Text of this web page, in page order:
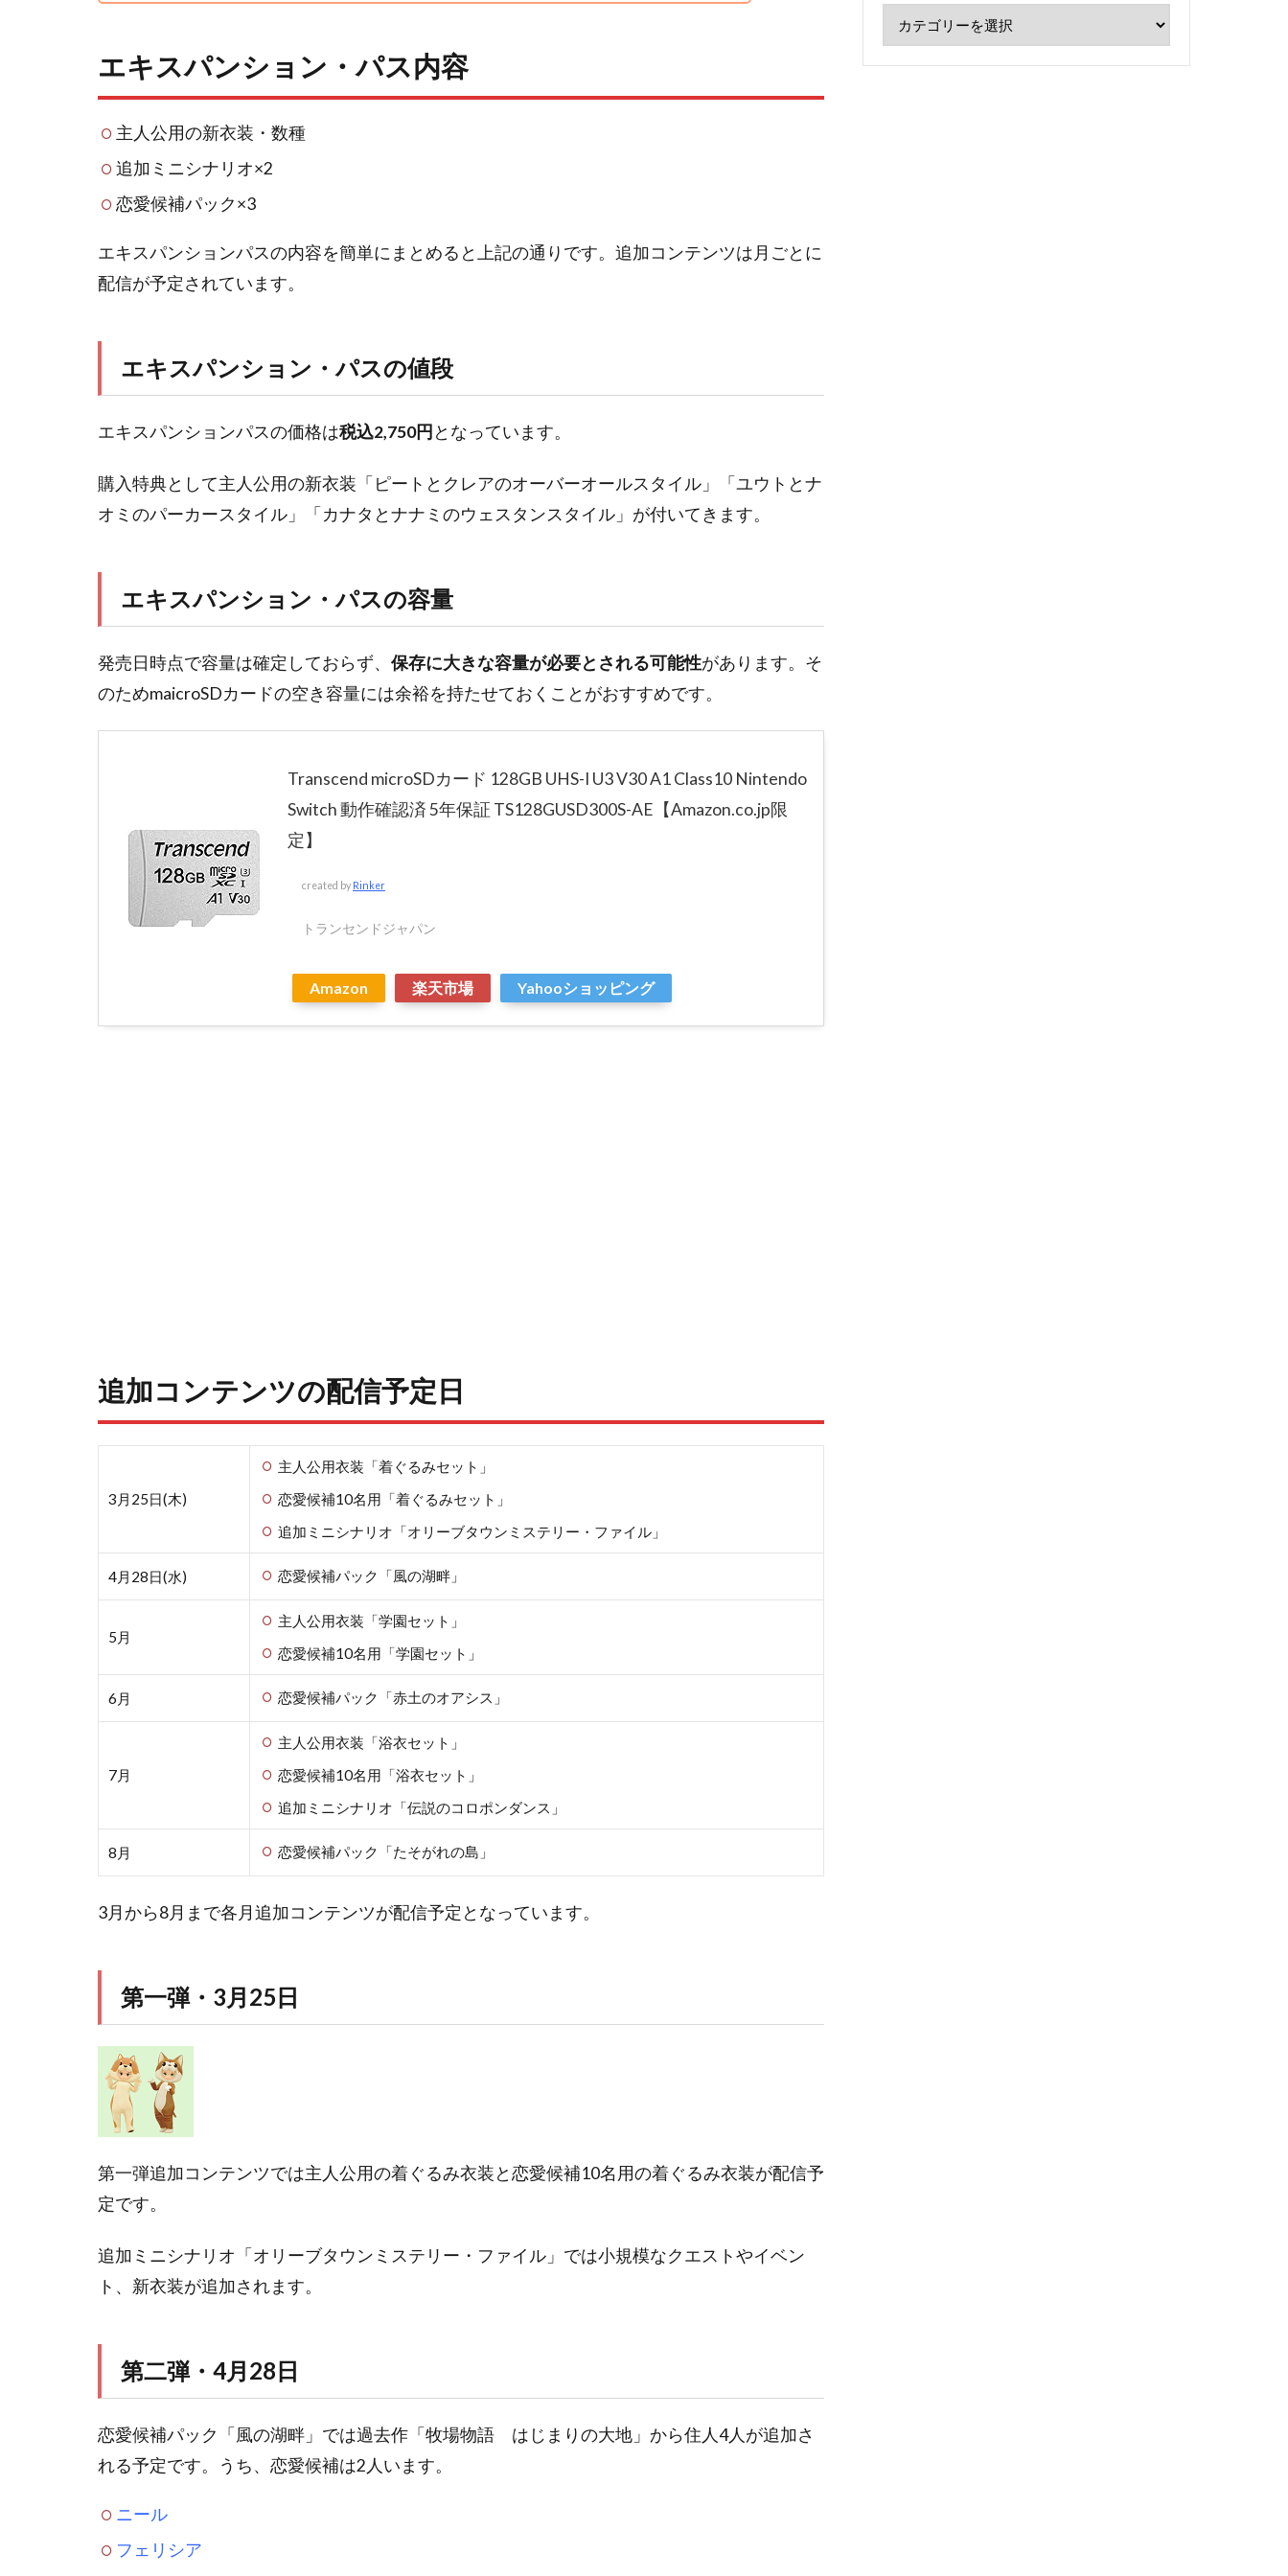
エキスパンション・パス内容
主人公用の新衣装・数種
追加ミニシナリオ×2
恋愛候補パック×3
エキスパンションパスの内容を簡単にまとめると上記の通りです。追加コンテンツは月ごとに
配信が予定されています。
エキスパンション・パスの値段
エキスパンションパスの価格は税込2,750円となっています。
購入特典として主人公用の新衣装「ピートとクレアのオーバーオールスタイル」「ユウトとナ
オミのパーカースタイル」「カナタとナナミのウェスタンスタイル」が付いてきます。
エキスパンション・パスの容量
発売日時点で容量は確定しておらず、 保存に大きな容量が必要とされる可能性があります。そ
のためmaicroSDカードの空き容量には余裕を持たせておくことがおすすめです。
Transcend microSDカード 128GB UHS-I U3 V30 A1 Class10 Nintendo
Switch 動作確認済 5年保証 TS128GUSD300S-AE【Amazon.co.jp限
定】
created by Rinker
トランセンドジャパン
Amazon 楽天市場 Yahooショッピング
追加コンテンツの配信予定日
3月25日(木)
主人公用衣装「着ぐるみセット」
恋愛候補10名用「着ぐるみセット」
追加ミニシナリオ「オリーブタウンミステリー・ファイル」
4月28日(水) 恋愛候補パック「風の湖畔」
5月
主人公用衣装「学園セット」
恋愛候補10名用「学園セット」
6月 恋愛候補パック「赤土のオアシス」
7月
主人公用衣装「浴衣セット」
恋愛候補10名用「浴衣セット」
追加ミニシナリオ「伝説のコロポンダンス」
8月 恋愛候補パック「たそがれの島」
3月から8月まで各月追加コンテンツが配信予定となっています。
第一弾・3月25日
第一弾追加コンテンツでは主人公用の着ぐるみ衣装と恋愛候補10名用の着ぐるみ衣装が配信予
定です。
追加ミニシナリオ「オリーブタウンミステリー・ファイル」では小規模なクエストやイベン
ト、新衣装が追加されます。
第二弾・4月28日
恋愛候補パック「風の湖畔」では過去作「牧場物語 はじまりの大地」から住人4人が追加さ
れる予定です。うち、恋愛候補は2人います。
ニール
フェリシア